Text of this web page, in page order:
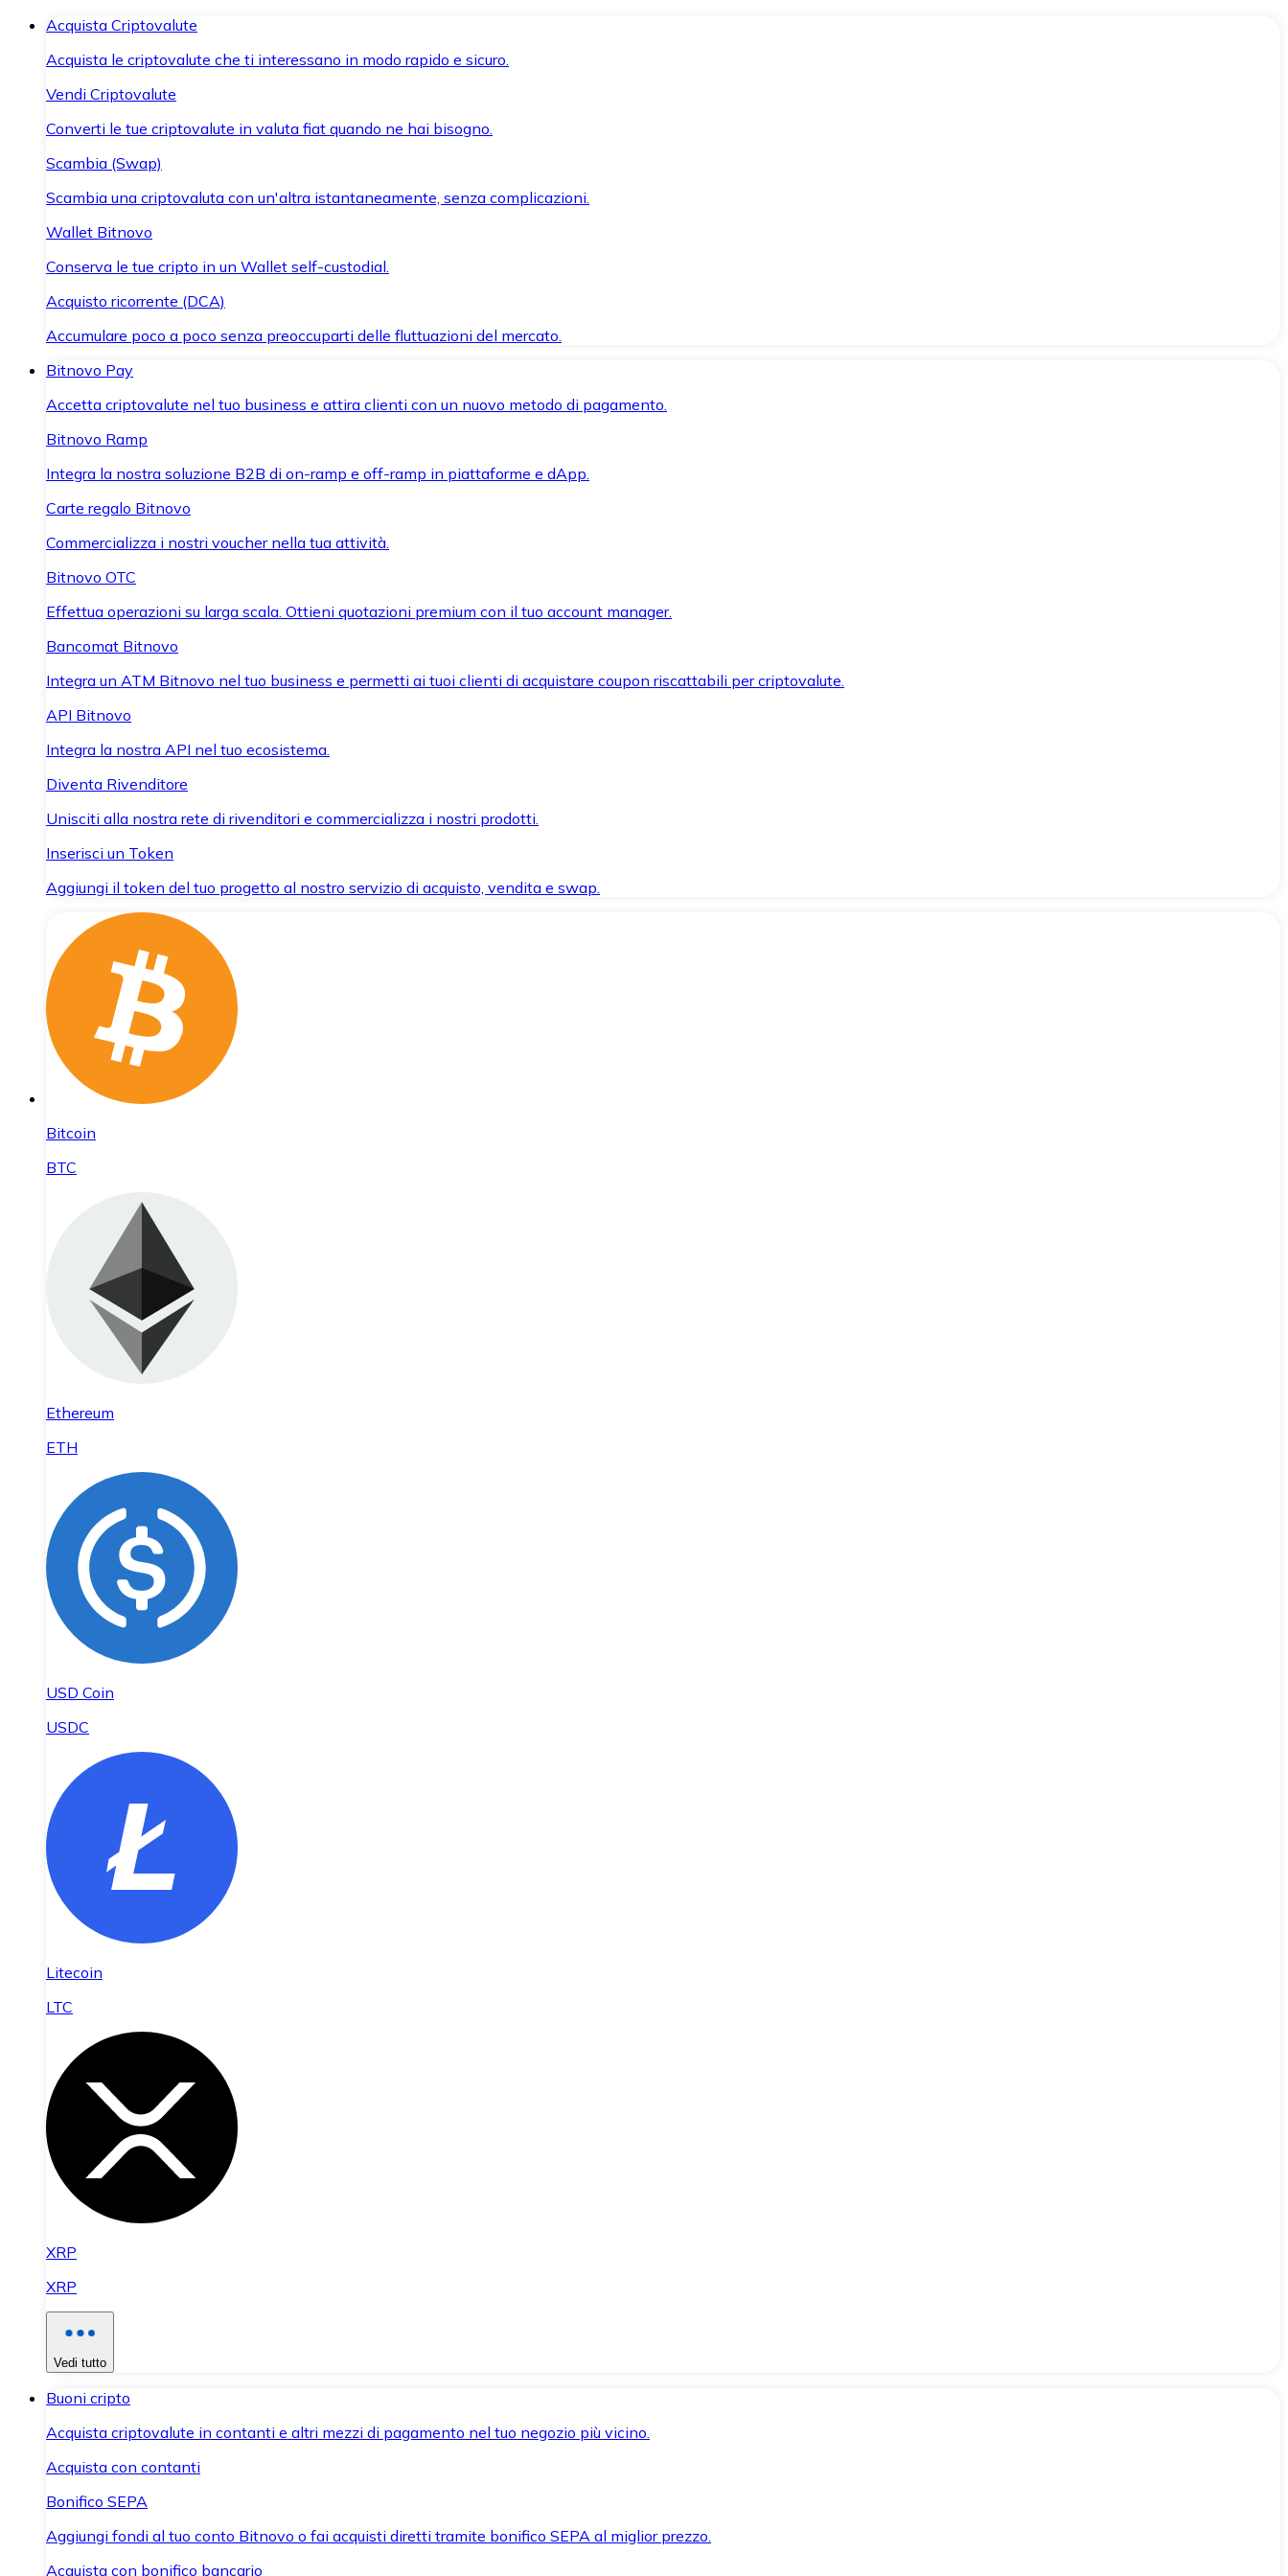
Acquista Criptovalute
Acquista le criptovalute che ti interessano in modo rapido e sicuro.
Vendi Criptovalute
Converti le tue criptovalute in valuta fiat quando ne hai bisogno.
Scambia (Swap)
Scambia una criptovaluta con un'altra istantaneamente, senza complicazioni.
Wallet Bitnovo
Conserva le tue cripto in un Wallet self-custodial.
Acquisto ricorrente (DCA)
Accumulare poco a poco senza preoccuparti delle fluttuazioni del mercato.
Bitnovo Pay
Accetta criptovalute nel tuo business e attira clienti con un nuovo metodo di pagamento.
Bitnovo Ramp
Integra la nostra soluzione B2B di on-ramp e off-ramp in piattaforme e dApp.
Carte regalo Bitnovo
Commercializza i nostri voucher nella tua attività.
Bitnovo OTC
Effettua operazioni su larga scala. Ottieni quotazioni premium con il tuo account manager.
Bancomat Bitnovo
Integra un ATM Bitnovo nel tuo business e permetti ai tuoi clienti di acquistare coupon riscattabili per criptovalute.
API Bitnovo
Integra la nostra API nel tuo ecosistema.
Diventa Rivenditore
Unisciti alla nostra rete di rivenditori e commercializza i nostri prodotti.
Inserisci un Token
Aggiungi il token del tuo progetto al nostro servizio di acquisto, vendita e swap.
Bitcoin
BTC
Ethereum
ETH
USD Coin
USDC
Litecoin
LTC
XRP
XRP
Vedi tutto
Buoni cripto
Acquista criptovalute in contanti e altri mezzi di pagamento nel tuo negozio più vicino.
Acquista con contanti
Bonifico SEPA
Aggiungi fondi al tuo conto Bitnovo o fai acquisti diretti tramite bonifico SEPA al miglior prezzo.
Acquista con bonifico bancario